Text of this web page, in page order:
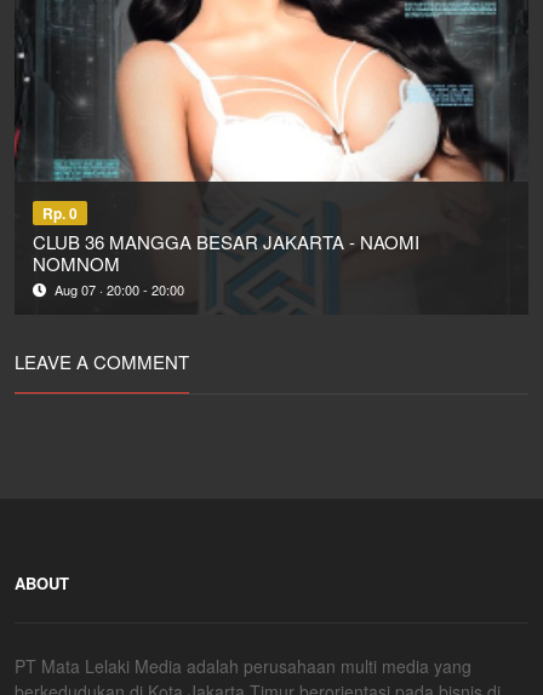
Rp. 0
CLUB 36 MANGGA BESAR JAKARTA - NAOMI
NOMNOM
Aug 07 · 20:00 - 20:00
LEAVE A COMMENT
ABOUT
PT Mata Lelaki Media adalah perusahaan multi media yang